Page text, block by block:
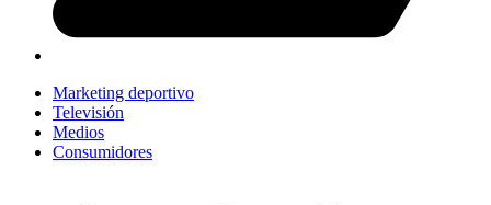
Marketing deportivo
Televisión
Medios
Consumidores